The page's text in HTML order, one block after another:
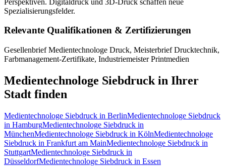
Spezialisierungsfelder.
Relevante Qualifikationen & Zertifizierungen
Gesellenbrief Medientechnologe Druck, Meisterbrief Drucktechnik,
Farbmanagement-Zertifikate, Industriemeister Printmedien
Medientechnologe Siebdruck in Ihrer
Stadt finden
Medientechnologe Siebdruck in BerlinMedientechnologe Siebdruck
in HamburgMedientechnologe Siebdruck in
MünchenMedientechnologe Siebdruck in KölnMedientechnologe
Siebdruck in Frankfurt am MainMedientechnologe Siebdruck in
StuttgartMedientechnologe Siebdruck in
DüsseldorfMedientechnologe Siebdruck in Essen